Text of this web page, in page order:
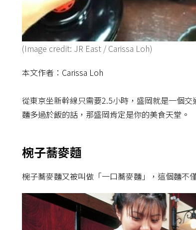
(Image credit: JR East / Carissa Loh)
本文作者：Carissa Loh
從東京坐新幹線只需要2.5小時，盛岡就是一個
麵多過於飯的話，那盛岡肯定是你的美食天堂。
椀子蕎麥麵
椀子蕎麥麵又被叫做「一口蕎麥麵」，這個麵不